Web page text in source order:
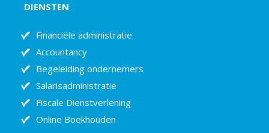
DIENSTEN
Financiële administratie
Accountancy
Begeleiding ondernemers
Salarisadministratie
Fiscale Dienstverlening
Online Boekhouden